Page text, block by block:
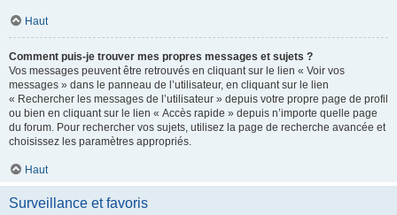
Haut
Comment puis-je trouver mes propres messages et sujets ?
Vos messages peuvent être retrouvés en cliquant sur le lien « Voir vos
messages » dans le panneau de l’utilisateur, en cliquant sur le lien
« Rechercher les messages de l’utilisateur » depuis votre propre page de profil
ou bien en cliquant sur le lien « Accès rapide » depuis n’importe quelle page
du forum. Pour rechercher vos sujets, utilisez la page de recherche avancée et
choisissez les paramètres appropriés.
Haut
Surveillance et favoris